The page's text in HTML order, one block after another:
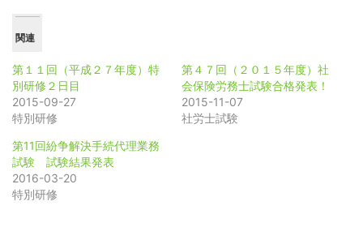
関連
第１１回（平成２７年度）特
別研修２日目
2015-09-27
特別研修
第４７回（２０１５年度）社
会保険労務士試験合格発表！
2015-11-07
社労士試験
第11回紛争解決手続代理業務
試験 試験結果発表
2016-03-20
特別研修